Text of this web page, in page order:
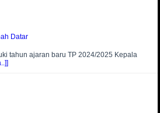
Datar
tahun ajaran baru TP 2024/2025 Kepala